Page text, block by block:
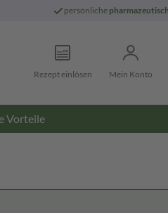
persönliche
Rezept einlösen Mein Konto
Vorteile